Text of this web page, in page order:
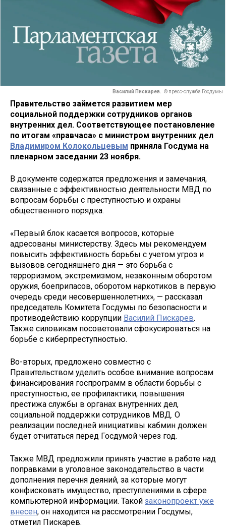
Василий Пискарев. © пресс-служба Госдумы
Правительство займется развитием мер
социальной поддержки сотрудников органов
внутренних дел. Соответствующее постановление
по итогам «правчаса» с министром внутренних дел
Владимиром Колокольцевым приняла Госдума на
пленарном заседании 23 ноября.
В документе содержатся предложения и замечания,
связанные с эффективностью деятельности МВД по
вопросам борьбы с преступностью и охраны
общественного порядка.
«Первый блок касается вопросов, которые
адресованы министерству. Здесь мы рекомендуем
повысить эффективность борьбы с учетом угроз и
вызовов сегодняшнего дня — это борьба с
терроризмом, экстремизмом, незаконным оборотом
оружия, боеприпасов, оборотом наркотиков в первую
очередь среди несовершеннолетних», — рассказал
председатель Комитета Госдумы по безопасности и
противодействию коррупции Василий Пискарев.
Также силовикам посоветовали сфокусироваться на
борьбе с киберпреступностью.
Во-вторых, предложено совместно с
Правительством уделить особое внимание вопросам
финансирования госпрограмм в области борьбы с
преступностью, ее профилактики, повышения
престижа службы в органах внутренних дел,
социальной поддержки сотрудников МВД. О
реализации последней инициативы кабмин должен
будет отчитаться перед Госдумой через год.
Также МВД предложили принять участие в работе над
поправками в уголовное законодательство в части
дополнения перечня деяний, за которые могут
конфисковать имущество, преступлениями в сфере
компьютерной информации. Такой законопроект уже
внесен, он находится на рассмотрении Госдумы,
отметил Пискарев.